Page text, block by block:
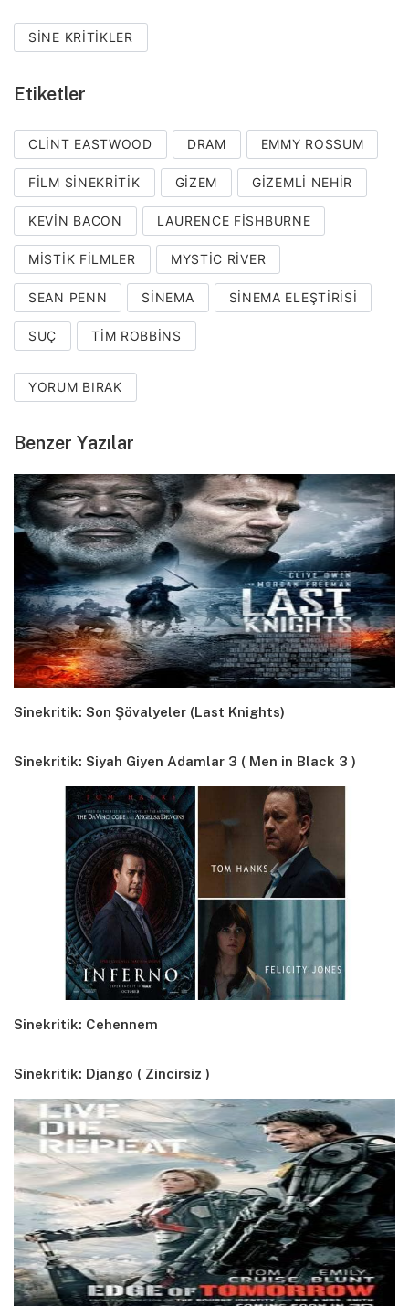
SINE KRITIKLER
Etiketler
CLINT EASTWOOD DRAM EMMY ROSSUM
FILM SINEKRITIK GIZEM GIZEMLI NEHIR
KEVIN BACON LAURENCE FISHBURNE
MISTIK FILMLER MYSTIC RIVER
SEAN PENN SINEMA SINEMA ELEŞTIRISI
SUÇ TIM ROBBINS
YORUM BIRAK
Benzer Yazılar
Sinekritik: Son Şövalyeler (Last Knights)
Sinekritik: Siyah Giyen Adamlar 3 ( Men in Black 3 )
Sinekritik: Cehennem
Sinekritik: Django ( Zincirsiz )